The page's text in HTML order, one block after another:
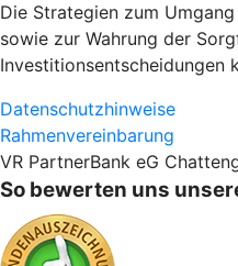
Die Strategien zum
sowie zur Wahrung der
Investitionsentscheidungen
Datenschutzhinweise
Rahmenvereinbarung
VR PartnerBank eG
So bewerten uns